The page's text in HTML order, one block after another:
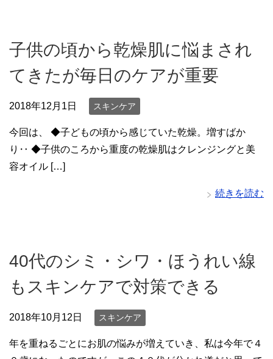
子供の頃から乾燥肌に悩まされ
てきたが毎日のケアが重要
2018年12月1日 スキンケア
今回は、 ◆子どもの頃から感じていた乾燥。増すばか
り‥ ◆子供のころから重度の乾燥肌はクレンジングと美
容オイル […]
続きを読む
40代のシミ・シワ・ほうれい線
もスキンケアで対策できる
2018年10月12日 スキンケア
年を重ねるごとにお肌の悩みが増えていき、私は今年で４